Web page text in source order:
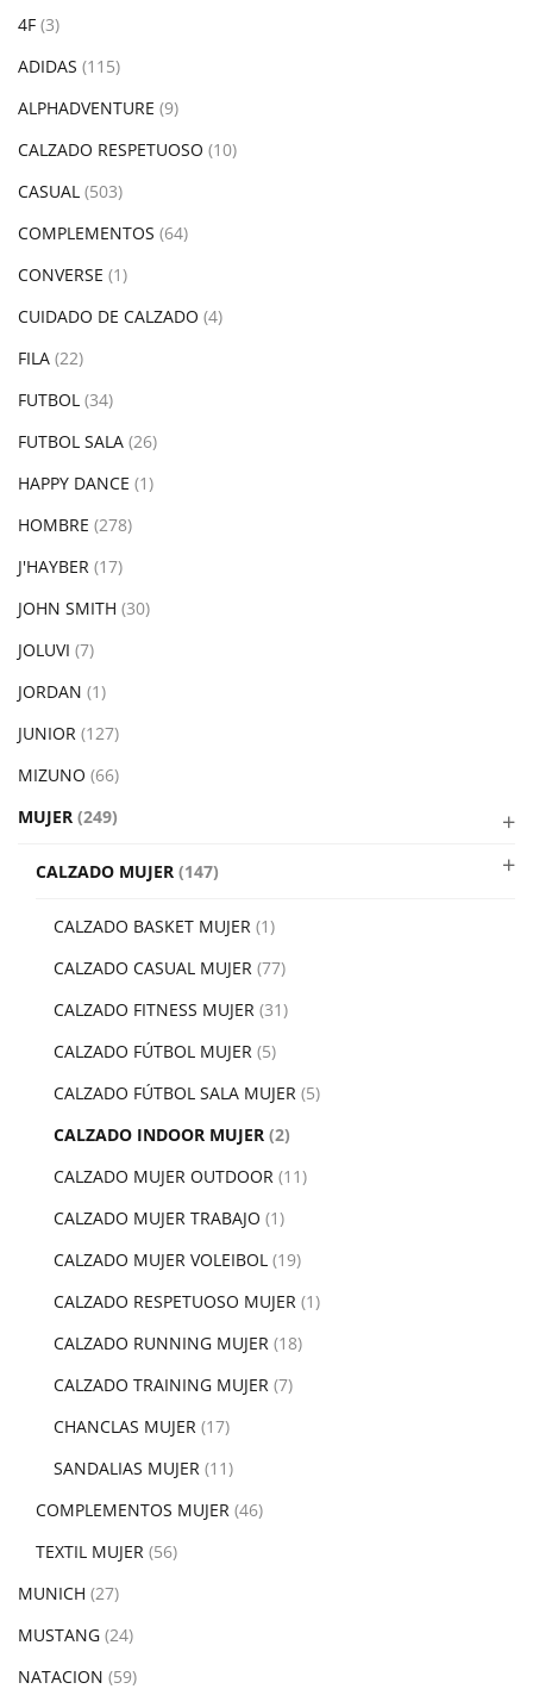
4F (3)
ADIDAS (115)
ALPHADVENTURE (9)
CALZADO RESPETUOSO (10)
CASUAL (503)
COMPLEMENTOS (64)
CONVERSE (1)
CUIDADO DE CALZADO (4)
FILA (22)
FUTBOL (34)
FUTBOL SALA (26)
HAPPY DANCE (1)
HOMBRE (278)
J'HAYBER (17)
JOHN SMITH (30)
JOLUVI (7)
JORDAN (1)
JUNIOR (127)
MIZUNO (66)
MUJER (249)
CALZADO MUJER (147)
CALZADO BASKET MUJER (1)
CALZADO CASUAL MUJER (77)
CALZADO FITNESS MUJER (31)
CALZADO FÚTBOL MUJER (5)
CALZADO FÚTBOL SALA MUJER (5)
CALZADO INDOOR MUJER (2)
CALZADO MUJER OUTDOOR (11)
CALZADO MUJER TRABAJO (1)
CALZADO MUJER VOLEIBOL (19)
CALZADO RESPETUOSO MUJER (1)
CALZADO RUNNING MUJER (18)
CALZADO TRAINING MUJER (7)
CHANCLAS MUJER (17)
SANDALIAS MUJER (11)
COMPLEMENTOS MUJER (46)
TEXTIL MUJER (56)
MUNICH (27)
MUSTANG (24)
NATACION (59)